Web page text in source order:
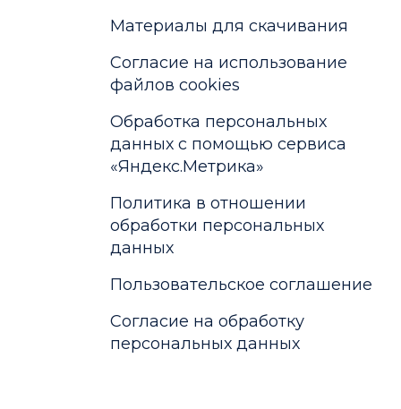
Материалы для скачивания
Cогласие на использование
файлов cookies
Обработка персональных
данных с помощью сервиса
«Яндекс.Метрика»
Политика в отношении
обработки персональных
данных
Пользовательское соглашение
Согласие на обработку
персональных данных